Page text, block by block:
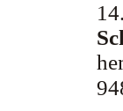
14.